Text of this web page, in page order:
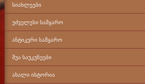
ᲡᲘᲐᲮᲚᲔᲔᲑᲘ
ᲣᲫᲕᲔᲚᲔᲡᲘ ᲡᲐᲛᲧᲐᲠᲝ
ᲐᲜᲢᲘᲙᲣᲠᲘ ᲡᲐᲛᲧᲐᲠᲝ
ᲨᲣᲐ ᲡᲐᲣᲙᲣᲜᲔᲔᲑᲘ
ᲐᲮᲐᲚᲘ ᲘᲡᲢᲝᲠᲘᲐ